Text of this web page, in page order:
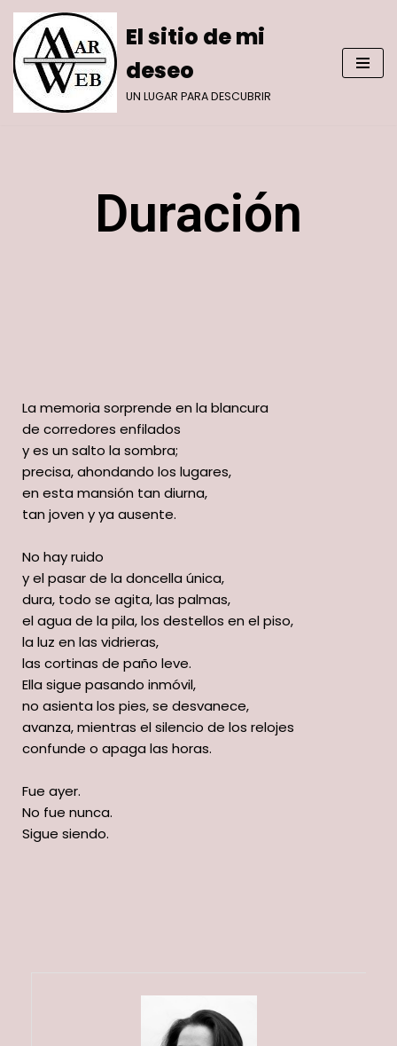
Saltar
al
contenido
El sitio de mi
deseo
UN LUGAR PARA DESCUBRIR
Duración
La memoria sorprende en la blancura
de corredores enfilados
y es un salto la sombra;
precisa, ahondando los lugares,
en esta mansión tan diurna,
tan joven y ya ausente.
No hay ruido
y el pasar de la doncella única,
dura, todo se agita, las palmas,
el agua de la pila, los destellos en el piso,
la luz en las vidrieras,
las cortinas de paño leve.
Ella sigue pasando inmóvil,
no asienta los pies, se desvanece,
avanza, mientras el silencio de los relojes
confunde o apaga las horas.
Fue ayer.
No fue nunca.
Sigue siendo.